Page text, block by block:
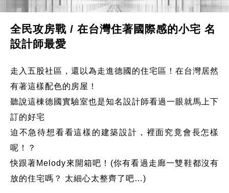
全民攻房戰 / 在台灣住著國際感的小宅 名
設計師最愛
走入五股社區，還以為走進德國的住宅區！在台灣居然
有著這樣配色的房屋！
聽說這棟德國實驗室也是知名設計師看過一眼就馬上下
訂的好宅
迫不急待想看看這樣的建築設計，裡面究竟會長怎樣
呢！？
快跟著Melody來開箱吧！(你有看過走廊一雙鞋都沒有
放的住宅嗎？ 太細心太整齊了吧…)